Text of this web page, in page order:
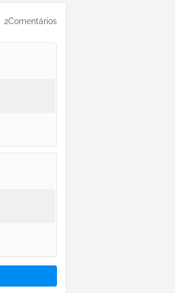
2Comentários